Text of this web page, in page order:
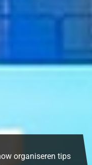
organiseren tips